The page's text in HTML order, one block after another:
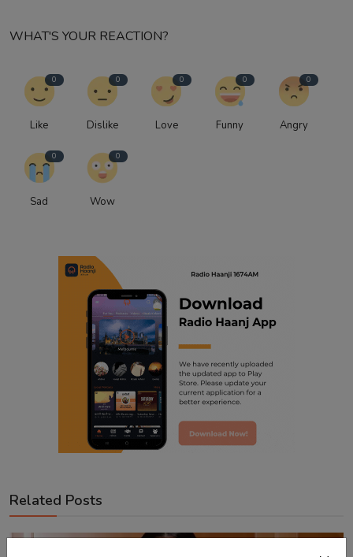
WHAT'S YOUR REACTION?
0
Like
0
Dislike
0
Love
0
Funny
0
Angry
0
Sad
0
Wow
Related Posts